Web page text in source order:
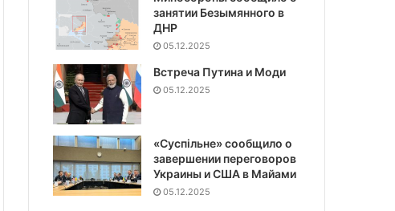
занятии Безымянного в
ДНР
05.12.2025
Встреча Путина и Моди
05.12.2025
«Суспiльне» сообщило о
завершении переговоров
Украины и США в Майами
05.12.2025